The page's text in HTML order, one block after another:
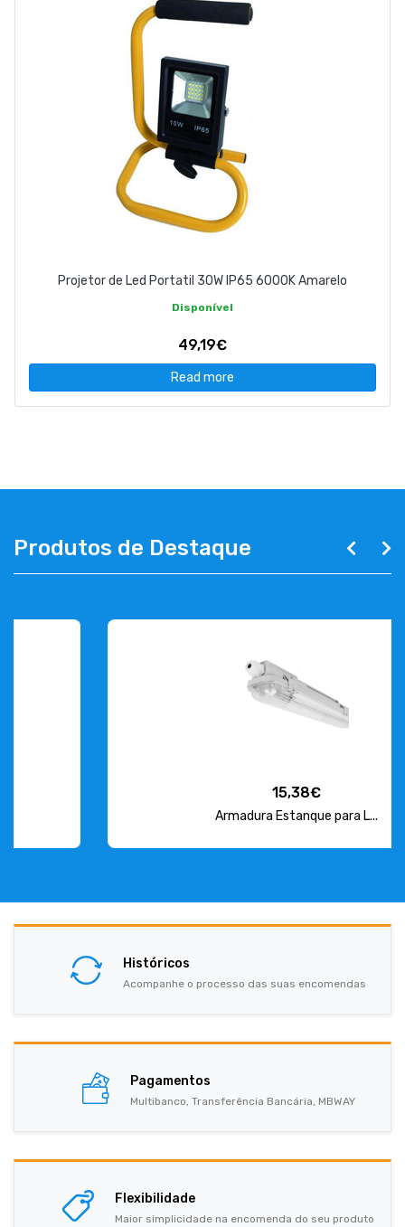
Projetor de Led Portatil 30W IP65 6000K Amarelo
Disponível
49,19€
Read more
Produtos de Destaque
Armadura Estanque para L...
Históricos
Acompanhe o processo das suas encomendas
Pagamentos
Multibanco, Transferência Bancária, MBWAY
Flexibilidade
Maior simplicidade na encomenda do seu produto